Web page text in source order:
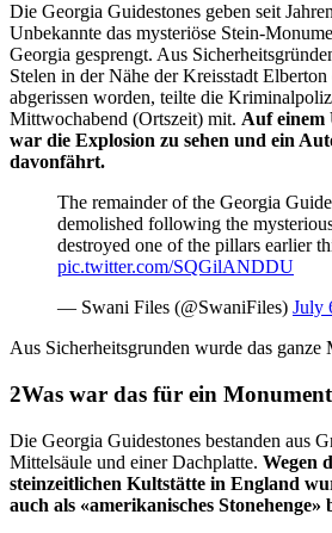
Die Georgia Guidestones geben seit
Unbekannte das mysteriöse Stein-
Georgia gesprengt. Aus
Stelen in der Nähe der Kreisstadt
abgerissen worden, teilte die
Mittwochabend (Ortszeit) mit. Auf einem
war die Explosion zu sehen und ein
davonfährt.
The remainder of the Georgia
demolished following the
destroyed one of the pillars earlier
pic.twitter.com/SQGilANDDU
— Swani Files (@SwaniFiles) July
Aus Sicherheitsgrunden wurde das ganze
Was war das für ein
Die Georgia Guidestones bestanden aus
Mittelsäule und einer Dachplatte. Wegen
steinzeitlichen Kultstätte in England
auch als «amerikanisches Stonehenge»